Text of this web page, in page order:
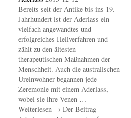
Bereits seit der Antike bis ins 19.
Jahrhundert ist der Aderlass ein
vielfach angewandtes und
erfolgreiches Heilverfahren und
zählt zu den ältesten
therapeutischen Maßnahmen der
Menschheit. Auch die australischen
Ureinwohner begannen jede
Zeremonie mit einem Aderlass,
wobei sie ihre Venen …
Weiterlesen → Der Beitrag